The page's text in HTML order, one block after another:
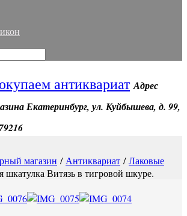
антиквариат Адрес
Екатеринбург, ул. Куйбышева, д. 99,
магазин / Антиквариат /Лаковые
шкатулка Витязь в тигровой шкуре.